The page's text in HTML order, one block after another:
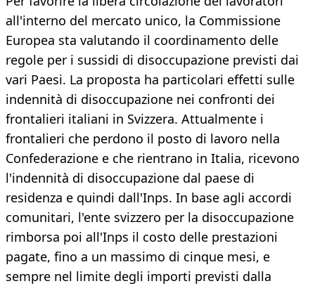
all'interno del mercato unico, la Commissione
Europea sta valutando il coordinamento delle
regole per i sussidi di disoccupazione previsti dai
vari Paesi. La proposta ha particolari effetti sulle
indennità di disoccupazione nei confronti dei
frontalieri italiani in Svizzera. Attualmente i
frontalieri che perdono il posto di lavoro nella
Confederazione e che rientrano in Italia, ricevono
l'indennità di disoccupazione dal paese di
residenza e quindi dall'Inps. In base agli accordi
comunitari, l'ente svizzero per la disoccupazione
rimborsa poi all'Inps il costo delle prestazioni
pagate, fino a un massimo di cinque mesi, e
sempre nel limite degli importi previsti dalla